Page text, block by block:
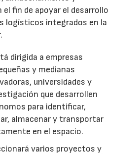
fin de apoyar el desarrollo
logísticos integrados en la
dirigida a empresas
y medianas
universidades y
que desarrollen
para identificar,
almacenar y transportar
en el espacio.
varios proyectos y